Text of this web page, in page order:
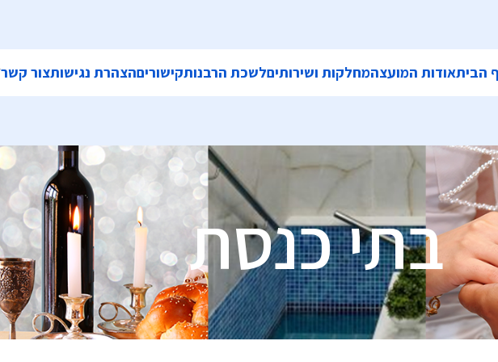
הביתאודות המועצהמחלקות ושירותיםלשכת הרבנותקישוריםהצהרת נגישותצור קשר
בתי כנסת